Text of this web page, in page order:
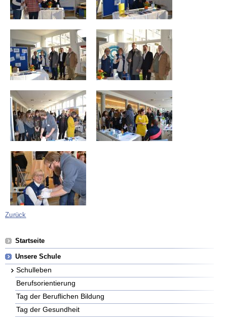
Zurück
Navigation
Startseite
Unsere Schule
Schulleben
Berufsorientierung
Tag der Beruflichen Bildung
Tag der Gesundheit